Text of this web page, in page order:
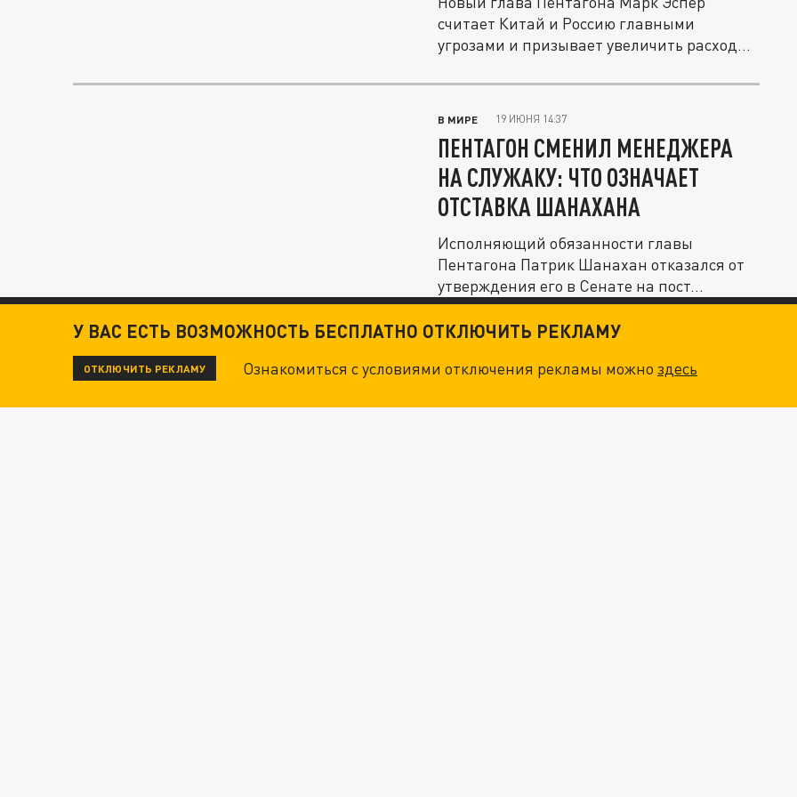
считает Китай и Россию главными
угрозами и призывает увеличить расходы
В МИРЕ 19 ИЮНЯ 14:37
ПЕНТАГОН СМЕНИЛ МЕНЕДЖЕРА
НА СЛУЖАКУ: ЧТО ОЗНАЧАЕТ
ОТСТАВКА ШАНАХАНА
Исполняющий обязанности главы
Пентагона Патрик Шанахан отказался от
утверждения его в Сенате на пост...
У ВАС ЕСТЬ ВОЗМОЖНОСТЬ БЕСПЛАТНО ОТКЛЮЧИТЬ РЕКЛАМУ
ОТКЛЮЧИТЬ РЕКЛАМУ Ознакомиться с условиями отключения рекламы можноздесь